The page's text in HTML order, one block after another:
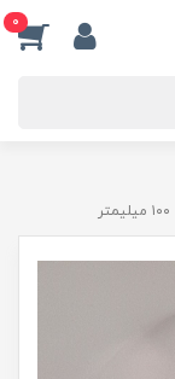
0